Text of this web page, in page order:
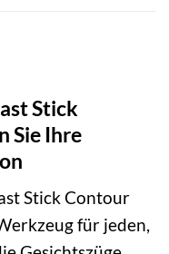
Stick
Sie Ihre
Stick Contour
für jeden,